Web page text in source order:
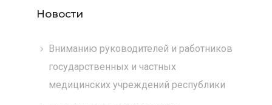
Новости
Вниманию руководителей и работников
государственных и частных
медицинских учреждений республики